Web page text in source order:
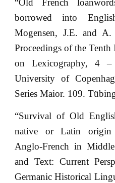
“Old French
borrowed into
Mogensen, J.E. and A.
Proceedings of the
on Lexicography, 4
University of
Series Maior. 109.
“Survival of Old
native or Latin
Anglo-French in
and Text: Current
Germanic Historical